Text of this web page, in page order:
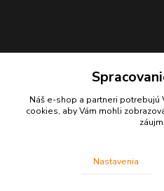
Kontakty
+421 903 691 375
(Po-Pia, 7-16 hod.)
Náš e-shop a partneri potrebujú
cookies, aby Vám mohli
Nastavenia